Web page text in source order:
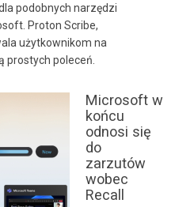
podobnych narzędzi
Proton Scribe,
użytkownikom na
prostych poleceń.
Microsoft w
końcu
odnosi się
do
zarzutów
wobec
Recall